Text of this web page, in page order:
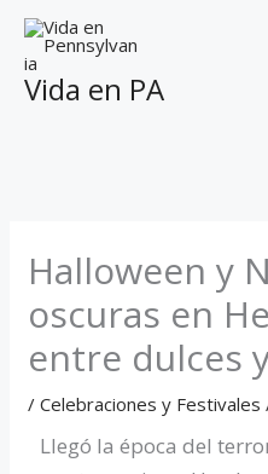
Skip
content
Vida en PA
Halloween y
oscuras en
entre dulces
/Celebraciones y Festivales
Llegó la época del